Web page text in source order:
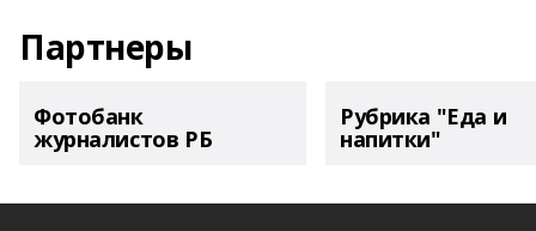
Партнеры
Фотобанк
журналистов РБ
Рубрика "Еда и
напитки"